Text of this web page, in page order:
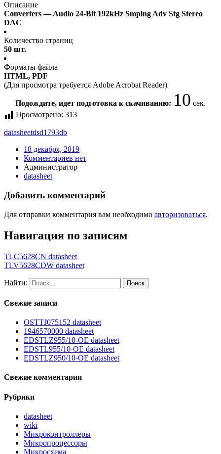
Описание
Converters — Audio 24-Bit 192kHz Smplng Adv Stg Stereo
DAC
Количество страниц
50 шт.
Форматы файла
HTML, PDF
(Для просмотра требуется Adobe Acrobat Reader)
Подождите, идет подготовка к скачиванию: 10 сек.
Просмотрено: 313
datasheetdsd1793db
18 декабря, 2019
Комментариев нет
Администратор
datasheet
Добавить комментарий
Для отправки комментария вам необходимо авторизоваться.
Навигация по записям
TLC5628CN datasheet
TLV5628CDW datasheet
Найти:
Свежие записи
OSTTJ075152 datasheet
1946570000 datasheet
EDSTLZ955/10-OE datasheet
EDSTL955/10-OE datasheet
EDSTLZ950/10-OE datasheet
Свежие комментарии
Рубрики
datasheet
wiki
Микроконтроллеры
Микропроцессоры
Микросхема